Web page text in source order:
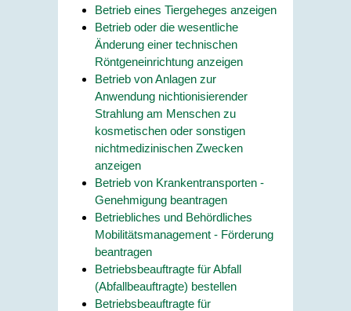
Betrieb eines Tiergeheges anzeigen
Betrieb oder die wesentliche
Änderung einer technischen
Röntgeneinrichtung anzeigen
Betrieb von Anlagen zur
Anwendung nichtionisierender
Strahlung am Menschen zu
kosmetischen oder sonstigen
nichtmedizinischen Zwecken
anzeigen
Betrieb von Krankentransporten -
Genehmigung beantragen
Betriebliches und Behördliches
Mobilitätsmanagement - Förderung
beantragen
Betriebsbeauftragte für Abfall
(Abfallbeauftragte) bestellen
Betriebsbeauftragte für